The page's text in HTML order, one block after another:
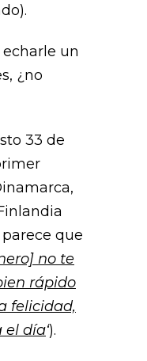
un
¿no
33 de
que
no te
rápido
felicidad,
el día‘).